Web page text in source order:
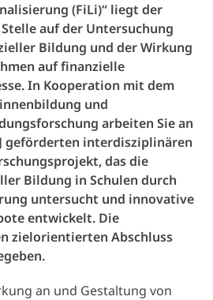
(FiLi)“ liegt der
auf der Untersuchung
Bildung und der Wirkung
auf finanzielle
In Kooperation mit dem
und
arbeiten Sie an
geförderten interdisziplinären
das die
Bildung in Schulen durch
untersucht und innovative
entwickelt. Die
zielorientierten Abschluss
an und Gestaltung von